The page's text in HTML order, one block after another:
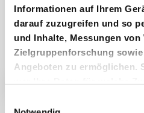
Informationen auf Ihrem
darauf zuzugreifen und so
und Inhalte, Messungen
Zielgruppenforschung
Angeboten zu ermöglichen.
oder durch Klicken auf das